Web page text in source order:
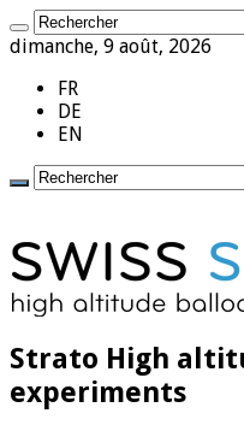
dimanche, 9 août, 2026
FR
DE
EN
Strato High
experiments